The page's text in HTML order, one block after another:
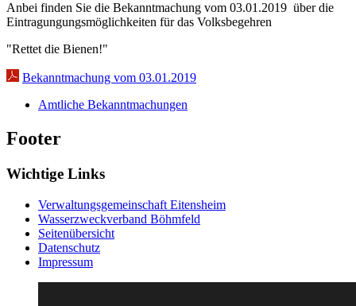
Anbei finden Sie die Bekanntmachung vom 03.01.2019 über die
Eintragungungsmöglichkeiten für das Volksbegehren
"Rettet die Bienen!"
Bekanntmachung vom 03.01.2019
Amtliche Bekanntmachungen
Footer
Wichtige Links
Verwaltungsgemeinschaft Eitensheim
Wasserzweckverband Böhmfeld
Seitenübersicht
Datenschutz
Impressum